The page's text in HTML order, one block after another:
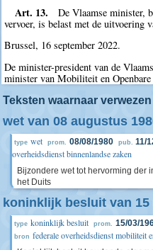
Art. 13.
De Vlaamse minister,
vervoer, is belast met de uitvoering
Brussel, 16 september 2022.
De minister-president van de
minister van Mobiliteit en
Teksten waarnaar
wet van 08 augustus
type wet prom. 08/08/1980 pub. 11/
overheidsdienst binnenlandse zaken
Bijzondere wet tot hervorming der
het Duits
koninklijk besluit van 15
type koninklijk besluit prom. 15/03/
bron federale overheidsdienst mobiliteit